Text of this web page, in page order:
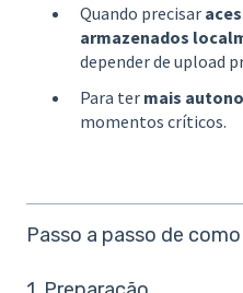
Quando precisar
armazenados
depender de upload
Para ter mais
momentos críticos.
Passo a passo de